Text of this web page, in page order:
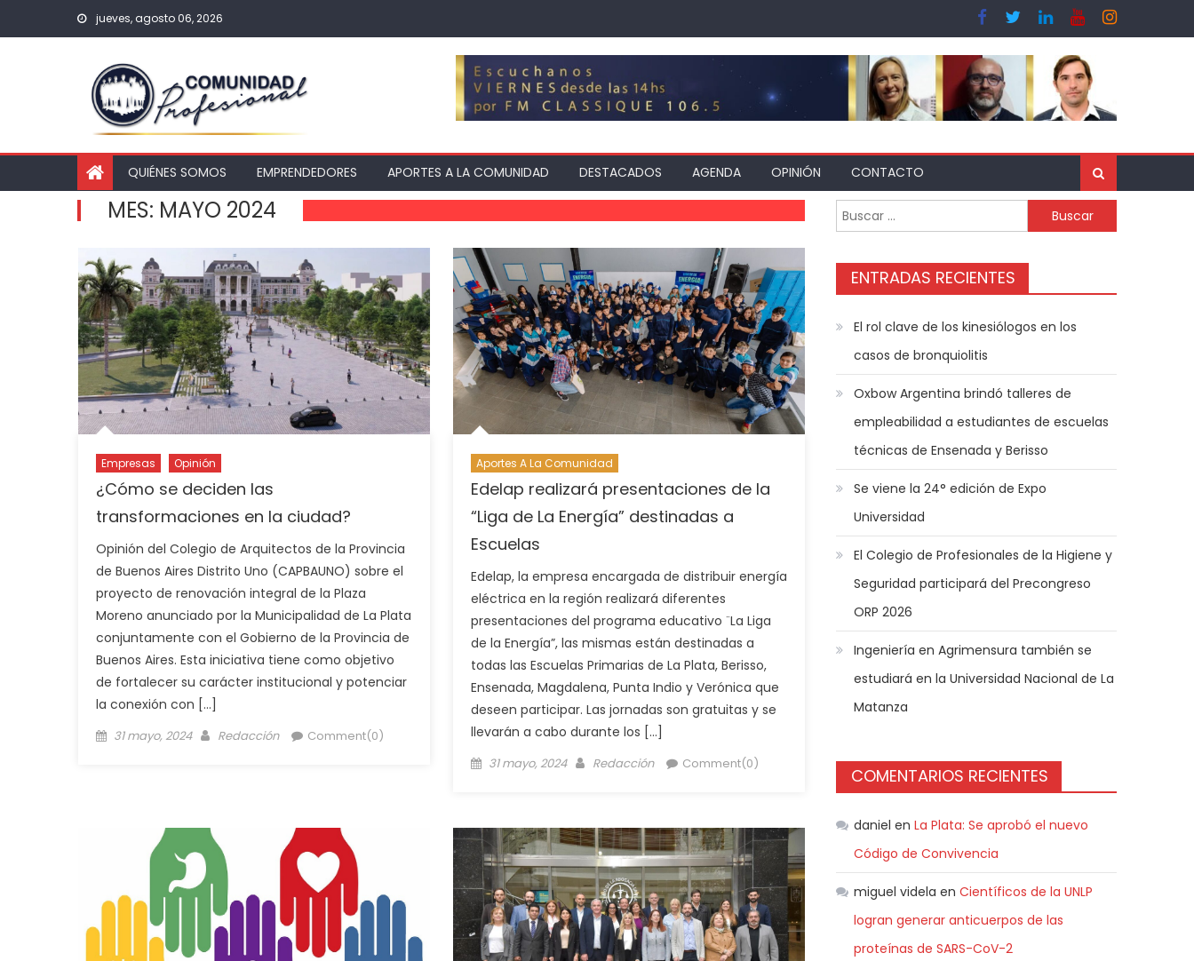
jueves, agosto 06, 2026
QUIÉNES SOMOS EMPRENDEDORES APORTES A LA COMUNIDAD DESTACADOS AGENDA OPINIÓN CONTACTO
MES: MAYO 2024
Empresas Opinión
¿Cómo se deciden las
transformaciones en la ciudad?
Opinión del Colegio de Arquitectos de la Provincia
de Buenos Aires Distrito Uno (CAPBAUNO) sobre el
proyecto de renovación integral de la Plaza
Moreno anunciado por la Municipalidad de La Plata
conjuntamente con el Gobierno de la Provincia de
Buenos Aires. Esta iniciativa tiene como objetivo
de fortalecer su carácter institucional y potenciar
la conexión con […]
31 mayo, 2024 Redacción Comment(0)
Aportes A La Comunidad
Edelap realizará presentaciones de la
“Liga de La Energía” destinadas a
Escuelas
Edelap, la empresa encargada de distribuir energía
eléctrica en la región realizará diferentes
presentaciones del programa educativo ¨La Liga
de la Energía”, las mismas están destinadas a
todas las Escuelas Primarias de La Plata, Berisso,
Ensenada, Magdalena, Punta Indio y Verónica que
deseen participar. Las jornadas son gratuitas y se
llevarán a cabo durante los […]
31 mayo, 2024 Redacción Comment(0)
ENTRADAS RECIENTES
El rol clave de los kinesiólogos en los
casos de bronquiolitis
Oxbow Argentina brindó talleres de
empleabilidad a estudiantes de escuelas
técnicas de Ensenada y Berisso
Se viene la 24° edición de Expo
Universidad
El Colegio de Profesionales de la Higiene y
Seguridad participará del Precongreso
ORP 2026
Ingeniería en Agrimensura también se
estudiará en la Universidad Nacional de La
Matanza
COMENTARIOS RECIENTES
daniel enLa Plata: Se aprobó el nuevo
Código de Convivencia
miguel videla enCientíficos de la UNLP
logran generar anticuerpos de las
proteínas de SARS-CoV-2